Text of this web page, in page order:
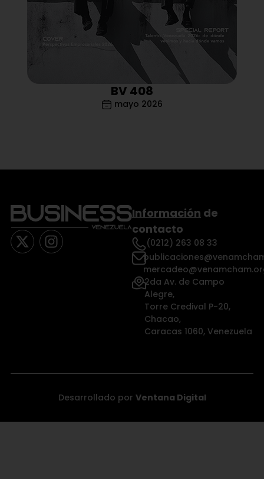
BV 408
mayo 2026
Información de
contacto
(0212) 263 08 33
2da Av. de Campo
Alegre,
Torre Credival P-20,
Chacao,
Caracas 1060, Venezuela
Desarrollado por Ventana Digital